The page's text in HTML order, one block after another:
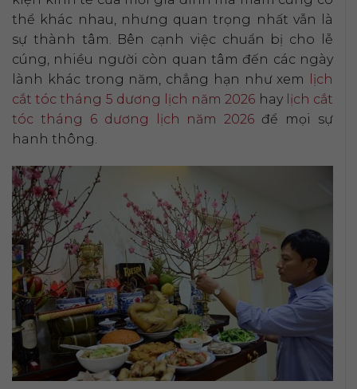
thể khác nhau, nhưng quan trọng nhất vẫn là
sự thành tâm. Bên cạnh việc chuẩn bị cho lễ
cúng, nhiều người còn quan tâm đến các ngày
lành khác trong năm, chẳng hạn như xem
lịch
cắt tóc tháng 5 dương lịch năm 2026 hay lịch cắt
tóc tháng 6 dương lịch năm 2026 để mọi sự
hanh thông.